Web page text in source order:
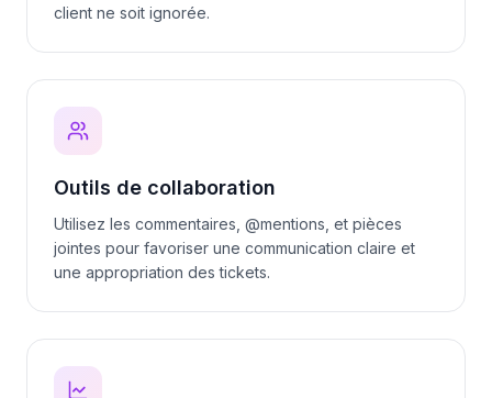
client ne soit ignorée.
Outils de collaboration
Utilisez les commentaires, @mentions, et pièces
jointes pour favoriser une communication claire et
une appropriation des tickets.